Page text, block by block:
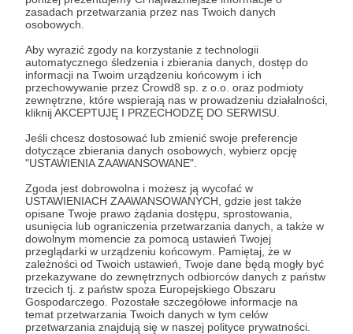
zasadach przetwarzania przez nas Twoich danych
osobowych.
Aby wyrazić zgody na korzystanie z technologii
automatycznego śledzenia i zbierania danych, dostęp do
informacji na Twoim urządzeniu końcowym i ich
przechowywanie przez Crowd8 sp. z o.o. oraz podmioty
zewnętrzne, które wspierają nas w prowadzeniu działalności,
kliknij AKCEPTUJĘ I PRZECHODZĘ DO SERWISU.
Jeśli chcesz dostosować lub zmienić swoje preferencje
dotyczące zbierania danych osobowych, wybierz opcję
"USTAWIENIA ZAAWANSOWANE".
Zgoda jest dobrowolna i możesz ją wycofać w
USTAWIENIACH ZAAWANSOWANYCH, gdzie jest także
opisane Twoje prawo żądania dostępu, sprostowania,
usunięcia lub ograniczenia przetwarzania danych, a także w
dowolnym momencie za pomocą ustawień Twojej
przeglądarki w urządzeniu końcowym. Pamiętaj, że w
zależności od Twoich ustawień, Twoje dane będą mogły być
przekazywane do zewnętrznych odbiorców danych z państw
trzecich tj. z państw spoza Europejskiego Obszaru
Gospodarczego. Pozostałe szczegółowe informacje na
temat przetwarzania Twoich danych w tym celów
przetwarzania znajdują się w naszej polityce prywatności.
Zostań Patronem
Zaloguj się
Udostępnij
ftp.pigwa.net
Zobacz profil autora
Zobacz również